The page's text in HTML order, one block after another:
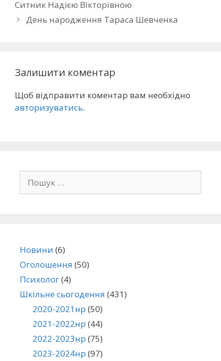
Ситник Надією Вікторівною
День народження Тараса Шевченка
Залишити коментар
Щоб відправити коментар вам необхідно
авторизуватись.
Новини (6)
Оголошення (50)
Психолог(4)
Шкільне сьогодення (431)
2020-2021нр (50)
2021-2022нр (44)
2022-2023нр (75)
2023-2024нр (97)